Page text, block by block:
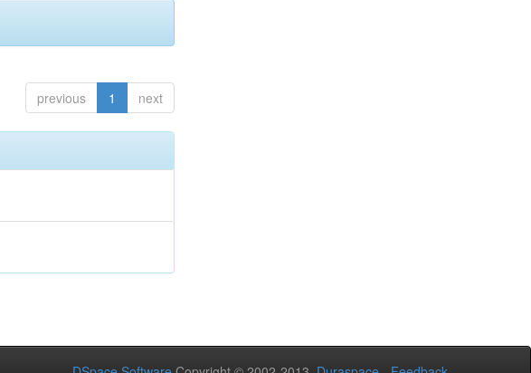
previous 1 next